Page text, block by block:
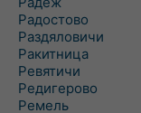
Радостово
Раздяловичи
Ракитница
Ревятичи
Редигерово
Ремель